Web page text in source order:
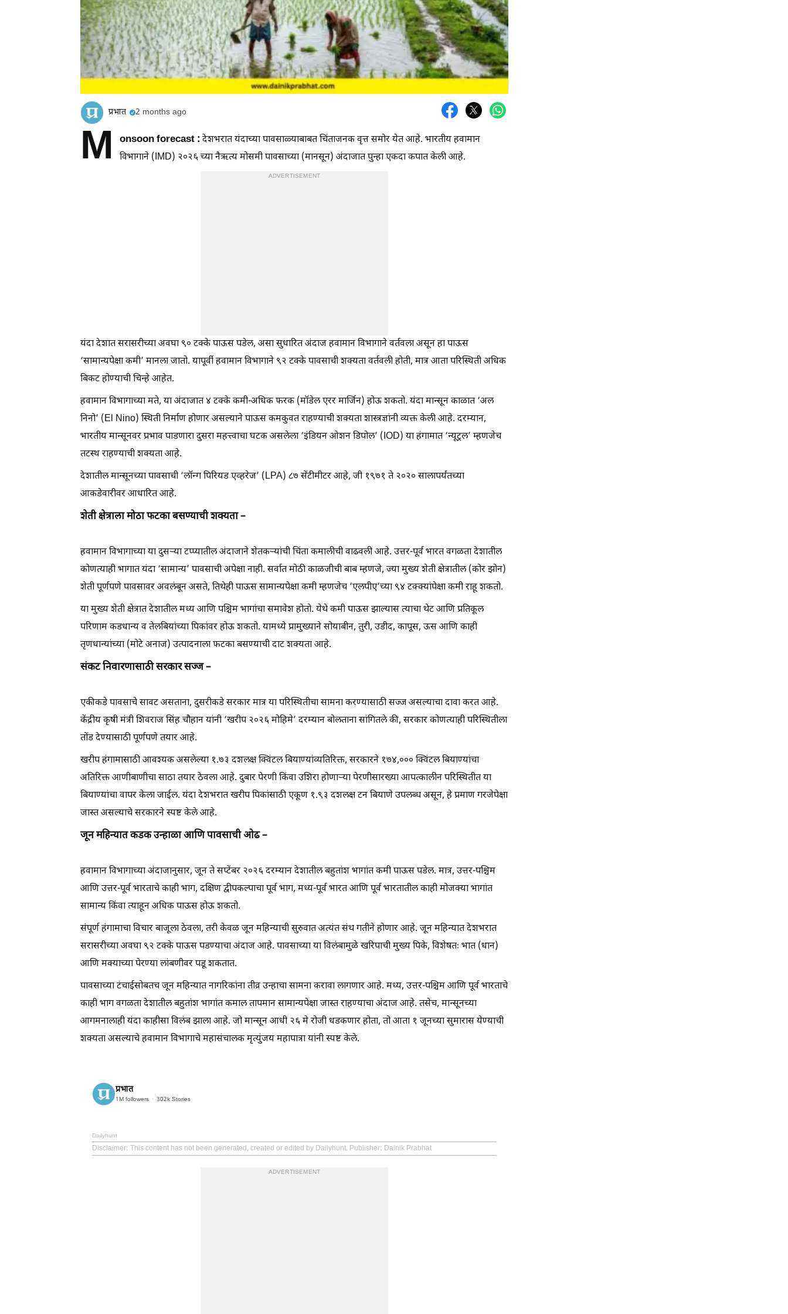
प्रभात 2 months ago
M onsoon forecast :देशभरात यंदाच्या पावसाळ्याबाबत चिंताजनक वृत्त समोर येत आहे. भारतीय हवामान
विभागाने (IMD) २०२६ च्या नैऋत्य मोसमी पावसाच्या (मानसून) अंदाजात पुन्हा एकदा कपात केली आहे.
ADVERTISEMENT
यंदा देशात सरासरीच्या अवघा ९० टक्के पाऊस पडेल, असा सुधारित अंदाज हवामान विभागाने वर्तवला असून हा पाऊस
‘सामान्यपेक्षा कमी’ मानला जातो. यापूर्वी हवामान विभागाने ९२ टक्के पावसाची शक्यता वर्तवली होती, मात्र आता परिस्थिती अधिक
बिकट होण्याची चिन्हे आहेत.
हवामान विभागाच्या मते, या अंदाजात ४ टक्के कमी-अधिक फरक (मॉडेल एरर मार्जिन) होऊ शकतो. यंदा मान्सून काळात ‘अल
निनो’ (El Nino) स्थिती निर्माण होणार असल्याने पाऊस कमकुवत राहण्याची शक्यता शास्त्रज्ञांनी व्यक्त केली आहे. दरम्यान,
भारतीय मान्सूनवर प्रभाव पाडणारा दुसरा महत्त्वाचा घटक असलेला ‘इंडियन ओशन डिपोल’ (IOD) या हंगामात ‘न्यूट्रल’ म्हणजेच
तटस्थ राहण्याची शक्यता आहे.
देशातील मान्सूनच्या पावसाची ‘लॉन्ग पिरियड एव्हरेज’ (LPA) ८७ सेंटीमीटर आहे, जी १९७१ ते २०२० सालापर्यंतच्या
आकडेवारीवर आधारित आहे.
शेती क्षेत्राला मोठा फटका बसण्याची शक्यता –
हवामान विभागाच्या या दुसऱ्या टप्प्यातील अंदाजाने शेतकऱ्यांची चिंता कमालीची वाढवली आहे. उत्तर-पूर्व भारत वगळता देशातील
कोणत्याही भागात यंदा ‘सामान्य’ पावसाची अपेक्षा नाही. सर्वात मोठी काळजीची बाब म्हणजे, ज्या मुख्य शेती क्षेत्रातील (कोर झोन)
शेती पूर्णपणे पावसावर अवलंबून असते, तिथेही पाऊस सामान्यपेक्षा कमी म्हणजेच ‘एलपीए’च्या ९४ टक्क्यांपेक्षा कमी राहू शकतो.
या मुख्य शेती क्षेत्रात देशातील मध्य आणि पश्चिम भागांचा समावेश होतो. येथे कमी पाऊस झाल्यास त्याचा थेट आणि प्रतिकूल
परिणाम कडधान्य व तेलबियांच्या पिकांवर होऊ शकतो. यामध्ये प्रामुख्याने सोयाबीन, तुरी, उडीद, कापूस, ऊस आणि काही
तृणधान्यांच्या (मोटे अनाज) उत्पादनाला फटका बसण्याची दाट शक्यता आहे.
संकट निवारणासाठी सरकार सज्ज –
एकीकडे पावसाचे सावट असताना, दुसरीकडे सरकार मात्र या परिस्थितीचा सामना करण्यासाठी सज्ज असल्याचा दावा करत आहे.
केंद्रीय कृषी मंत्री शिवराज सिंह चौहान यांनी ‘खरीप २०२६ मोहिमे’ दरम्यान बोलताना सांगितले की, सरकार कोणत्याही परिस्थितीला
तोंड देण्यासाठी पूर्णपणे तयार आहे.
खरीप हंगामासाठी आवश्यक असलेल्या १.७३ दशलक्ष क्विंटल बियाण्यांव्यतिरिक्त, सरकारने १७४,००० क्विंटल बियाण्यांचा
अतिरिक्त आणीबाणीचा साठा तयार ठेवला आहे. दुबार पेरणी किंवा उशिरा होणाऱ्या पेरणीसारख्या आपत्कालीन परिस्थितीत या
बियाण्यांचा वापर केला जाईल. यंदा देशभरात खरीप पिकांसाठी एकूण १.९३ दशलक्ष टन बियाणे उपलब्ध असून, हे प्रमाण गरजेपेक्षा
जास्त असल्याचे सरकारने स्पष्ट केले आहे.
जून महिन्यात कडक उन्हाळा आणि पावसाची ओढ –
हवामान विभागाच्या अंदाजानुसार, जून ते सप्टेंबर २०२६ दरम्यान देशातील बहुतांश भागांत कमी पाऊस पडेल. मात्र, उत्तर-पश्चिम
आणि उत्तर-पूर्व भारताचे काही भाग, दक्षिण द्वीपकल्पाचा पूर्व भाग, मध्य-पूर्व भारत आणि पूर्व भारतातील काही मोजक्या भागांत
सामान्य किंवा त्याहून अधिक पाऊस होऊ शकतो.
संपूर्ण हंगामाचा विचार बाजूला ठेवला, तरी केवळ जून महिन्याची सुरुवात अत्यंत संथ गतीने होणार आहे. जून महिन्यात देशभरात
सरासरीच्या अवघा ९२ टक्के पाऊस पडण्याचा अंदाज आहे. पावसाच्या या विलंबामुळे खरिपाची मुख्य पिके, विशेषतः भात (धान)
आणि मक्याच्या पेरण्या लांबणीवर पडू शकतात.
पावसाच्या टंचाईसोबतच जून महिन्यात नागरिकांना तीव्र उन्हाचा सामना करावा लागणार आहे. मध्य, उत्तर-पश्चिम आणि पूर्व भारताचे
काही भाग वगळता देशातील बहुतांश भागांत कमाल तापमान सामान्यपेक्षा जास्त राहण्याचा अंदाज आहे. तसेच, मान्सूनच्या
आगमनालाही यंदा काहीसा विलंब झाला आहे. जो मान्सून आधी २६ मे रोजी धडकणार होता, तो आता १ जूनच्या सुमारास येण्याची
शक्यता असल्याचे हवामान विभागाचे महासंचालक मृत्युंजय महापात्रा यांनी स्पष्ट केले.
प्रभात
1M followers 302k Stories
Dailyhunt
Disclaimer: This content has not been generated, created or edited by Dailyhunt. Publisher: Dainik Prabhat
ADVERTISEMENT